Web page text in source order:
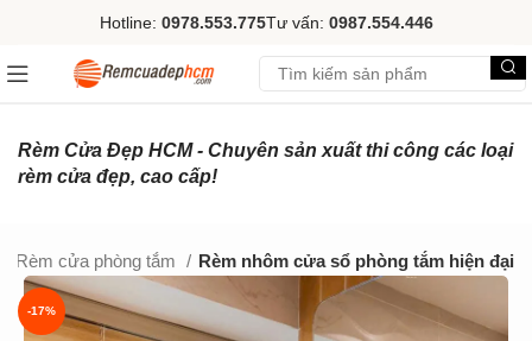
Hotline: 0978.553.775Tư vấn: 0987.554.446
Rèm Cửa Đẹp HCM - Chuyên sản xuất thi công các loại
rèm cửa đẹp, cao cấp!
Rèm cửa phòng tắm Rèm nhôm cửa sổ phòng tắm hiện đại
-17%